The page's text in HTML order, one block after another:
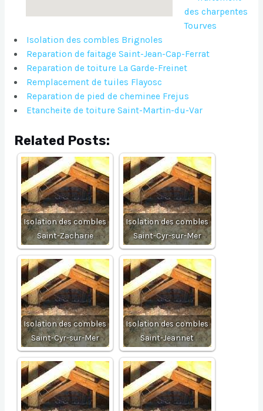
des charpentes
Tourves
Isolation des combles Brignoles
Reparation de faitage Saint-Jean-Cap-Ferrat
Reparation de toiture La Garde-Freinet
Remplacement de tuiles Flayosc
Reparation de pied de cheminee Frejus
Etancheite de toiture Saint-Martin-du-Var
Related Posts:
Isolation des combles
Saint-Zacharie
Isolation des combles
Saint-Cyr-sur-Mer
Isolation des combles
Saint-Cyr-sur-Mer
Isolation des combles
Saint-Jeannet